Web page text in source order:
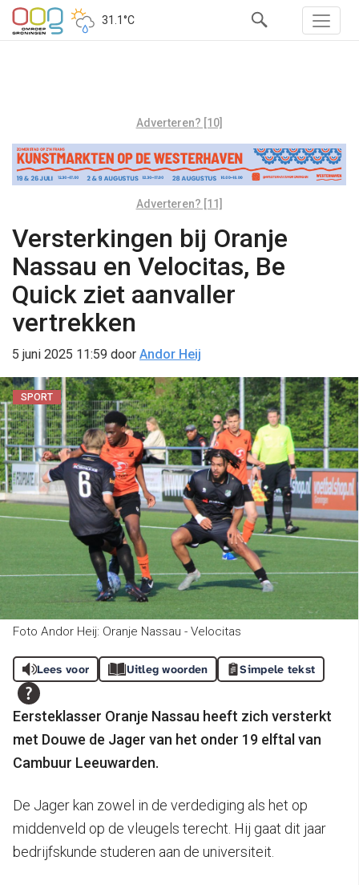
31.1°C
Adverteren? [10]
Adverteren? [11]
Versterkingen bij Oranje
Nassau en Velocitas, Be
Quick ziet aanvaller
vertrekken
5 juni 2025 11:59 door Andor Heij
SPORT
Foto Andor Heij: Oranje Nassau - Velocitas
Lees voor Uitleg woorden Simpele tekst
Eersteklasser Oranje Nassau heeft zich versterkt
met Douwe de Jager van het onder 19 elftal van
Cambuur Leeuwarden.
De Jager kan zowel in de verdediging als het op
middenveld op de vleugels terecht. Hij gaat dit jaar
bedrijfskunde studeren aan de universiteit.